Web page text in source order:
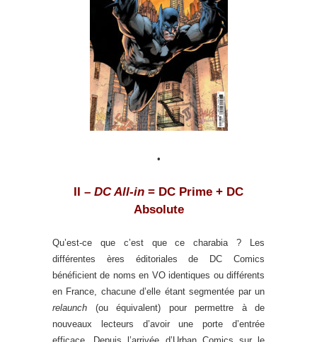
•
II – DC All-in = DC Prime + DC
Absolute
Qu’est-ce que c’est que ce charabia ? Les
différentes ères éditoriales de DC Comics
bénéficient de noms en VO identiques ou différents
en France, chacune d’elle étant segmentée par un
relaunch (ou équivalent) pour permettre à de
nouveaux lecteurs d’avoir une porte d’entrée